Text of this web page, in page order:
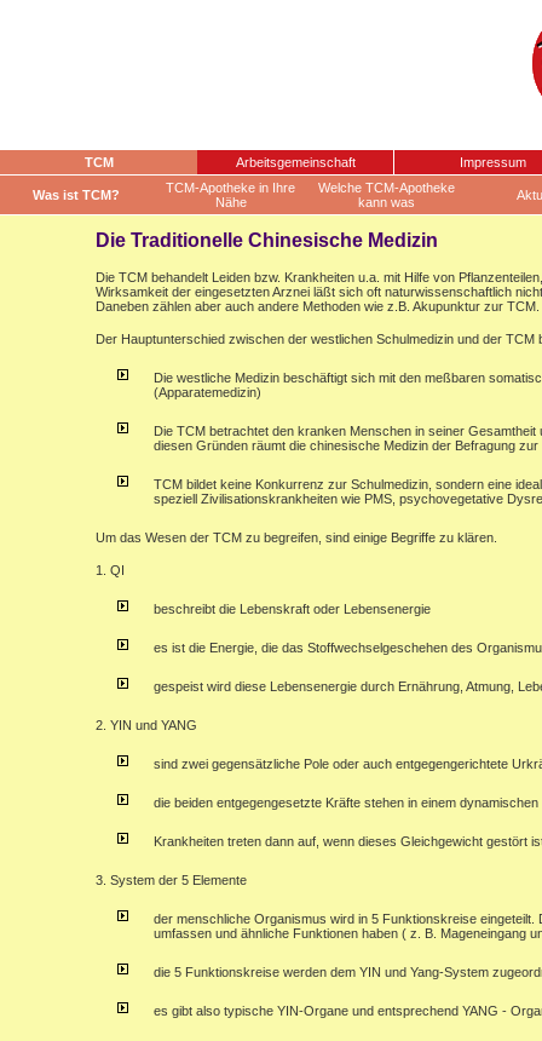
TCM Arbeitsgemeinschaft Impressum
Was ist TCM?
TCM-Apotheke in Ihre
Nähe
Welche TCM-Apotheke
kann was
Die Traditionelle Chinesische Medizin
Die TCM behandelt Leiden bzw. Krankheiten u.a. mit Hilfe von
Wirksamkeit der eingesetzten Arznei läßt sich oft naturwissenschaftlich
Daneben zählen aber auch andere Methoden wie z.B. Akupunktur zur TCM.
Der Hauptunterschied zwischen der westlichen Schulmedizin und der TCM
Die westliche Medizin beschäftigt sich mit den meßbaren
(Apparatemedizin)
Die TCM betrachtet den kranken Menschen in seiner
diesen Gründen räumt die chinesische Medizin der Befragung
TCM bildet keine Konkurrenz zur Schulmedizin, sondern eine
speziell Zivilisationskrankheiten wie PMS, psychovegetative
Um das Wesen der TCM zu begreifen, sind einige Begriffe zu klären.
1. QI
beschreibt die Lebenskraft oder Lebensenergie
es ist die Energie, die das Stoffwechselgeschehen des
gespeist wird diese Lebensenergie durch Ernährung, Atmung,
2. YIN und YANG
sind zwei gegensätzliche Pole oder auch entgegengerichtete
die beiden entgegengesetzte Kräfte stehen in einem
Krankheiten treten dann auf, wenn dieses Gleichgewicht gestört
3. System der 5 Elemente
der menschliche Organismus wird in 5 Funktionskreise
umfassen und ähnliche Funktionen haben ( z. B. Mageneingang
die 5 Funktionskreise werden dem YIN und Yang-System
es gibt also typische YIN-Organe und entsprechend YANG -